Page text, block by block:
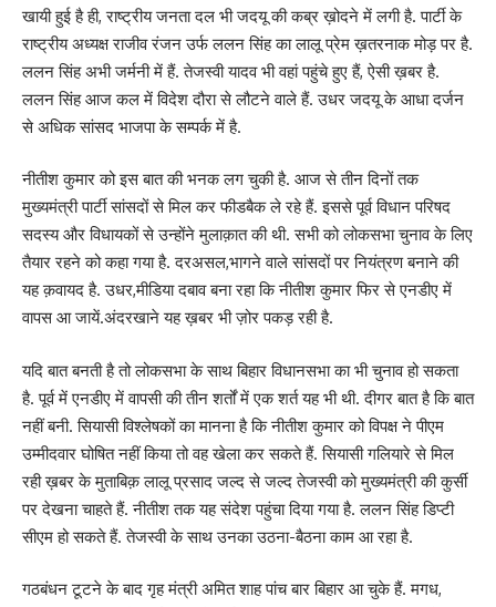
खायी हुई है ही, राष्ट्रीय जनता दल भी जदयू की कब्र ख़ोदने में लगी है. पार्टी के
राष्ट्रीय अध्यक्ष राजीव रंजन उर्फ ललन सिंह का लालू प्रेम ख़तरनाक मोड़ पर है.
ललन सिंह अभी जर्मनी में हैं. तेजस्वी यादव भी वहां पहुंचे हुए हैं, ऐसी ख़बर है.
ललन सिंह आज कल में विदेश दौरा से लौटने वाले हैं. उधर जदयू के आधा दर्जन
से अधिक सांसद भाजपा के सम्पर्क में है.
नीतीश कुमार को इस बात की भनक लग चुकी है. आज से तीन दिनों तक
मुख्यमंत्री पार्टी सांसदों से मिल कर फीडबैक ले रहे हैं. इससे पूर्व विधान परिषद
सदस्य और विधायकों से उन्होंने मुलाक़ात की थी. सभी को लोकसभा चुनाव के लिए
तैयार रहने को कहा गया है. दरअसल,भागने वाले सांसदों पर नियंत्रण बनाने की
यह क़वायद है. उधर,मीडिया दबाव बना रहा कि नीतीश कुमार फिर से एनडीए में
वापस आ जायें.अंदरखाने यह ख़बर भी ज़ोर पकड़ रही है.
यदि बात बनती है तो लोकसभा के साथ बिहार विधानसभा का भी चुनाव हो सकता
है. पूर्व में एनडीए में वापसी की तीन शर्तों में एक शर्त यह भी थी. दीगर बात है कि बात
नहीं बनी. सियासी विश्लेषकों का मानना है कि नीतीश कुमार को विपक्ष ने पीएम
उम्मीदवार घोषित नहीं किया तो वह खेला कर सकते हैं. सियासी गलियारे से मिल
रही ख़बर के मुताबिक़ लालू प्रसाद जल्द से जल्द तेजस्वी को मुख्यमंत्री की कुर्सी
पर देखना चाहते हैं. नीतीश तक यह संदेश पहुंचा दिया गया है. ललन सिंह डिप्टी
सीएम हो सकते हैं. तेजस्वी के साथ उनका उठना-बैठना काम आ रहा है.
गठबंधन टूटने के बाद गृह मंत्री अमित शाह पांच बार बिहार आ चुके हैं. मगध,